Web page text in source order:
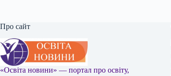
Про сайт
«Освіта новини» — портал про освіту,